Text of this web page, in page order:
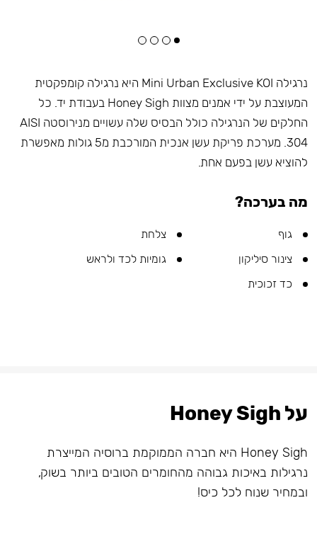
נרגילה Mini Urban Exclusive KOI היא נרגילה קומפקטית
המעוצבת על ידי אמנים מצוות Honey Sigh בעבודת יד. כל
החלקים של הנרגילה כולל הבסיס שלה עשויים מנירוסטה AISI
304. מערכת פריקת עשן אנכית המורכבת מ5 גולות מאפשרת
להוציא עשן בפעם אחת.
מה בערכה?
גוף
צלחת
צינור סיליקון
גומיות לכד ולראש
כד זכוכית
על Honey Sigh
Honey Sigh היא חברה הממוקמת ברוסיה המייצרת
נרגילות באיכות גבוהה מהחומרים הטובים ביותר בשוק,
ובמחיר שנוח לכל כיס!